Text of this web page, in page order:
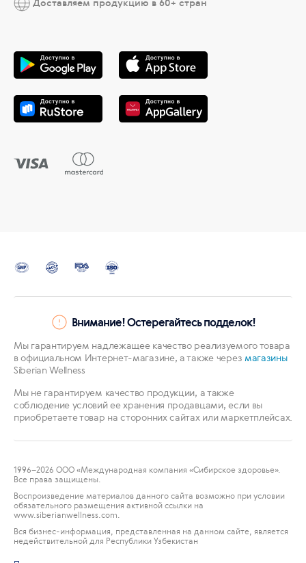
Внимание! Остерегайтесь подделок!
Мы гарантируем надлежащее качество реализуемого товара
в официальном Интернет-магазине, а также через магазины
Siberian Wellness
Мы не гарантируем качество продукции, а также
соблюдение условий ее хранения продавцами, если вы
приобретаете товар на сторонних сайтах или маркетплейсах.
1996–2026 ООО «Международная компания «Сибирское здоровье».
Все права защищены.
Воспроизведение материалов данного сайта возможно при условии
обязательного размещения активной ссылки на
www.siberianwellness.com.
Вся бизнес-информация, представленная на данном сайте, является
недействительной для Республики Узбекистан